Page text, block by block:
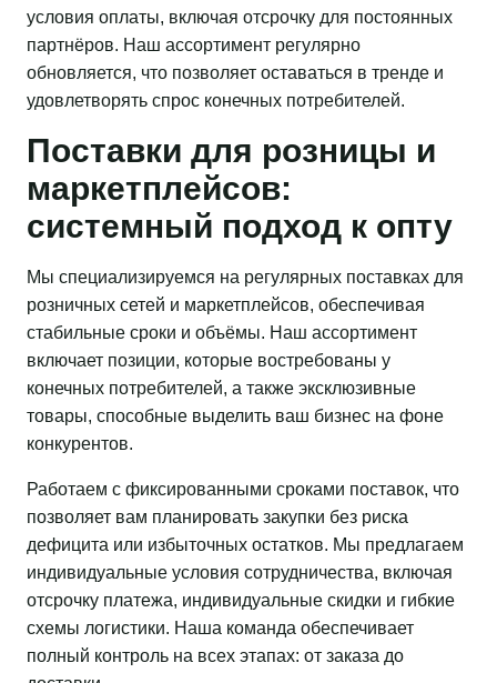
условия оплаты, включая отсрочку для постоянных
партнёров. Наш ассортимент регулярно
обновляется, что позволяет оставаться в тренде и
удовлетворять спрос конечных потребителей.
Поставки для розницы и
маркетплейсов:
системный подход к опту
Мы специализируемся на регулярных поставках для
розничных сетей и маркетплейсов, обеспечивая
стабильные сроки и объёмы. Наш ассортимент
включает позиции, которые востребованы у
конечных потребителей, а также эксклюзивные
товары, способные выделить ваш бизнес на фоне
конкурентов.
Работаем с фиксированными сроками поставок, что
позволяет вам планировать закупки без риска
дефицита или избыточных остатков. Мы предлагаем
индивидуальные условия сотрудничества, включая
отсрочку платежа, индивидуальные скидки и гибкие
схемы логистики. Наша команда обеспечивает
полный контроль на всех этапах: от заказа до